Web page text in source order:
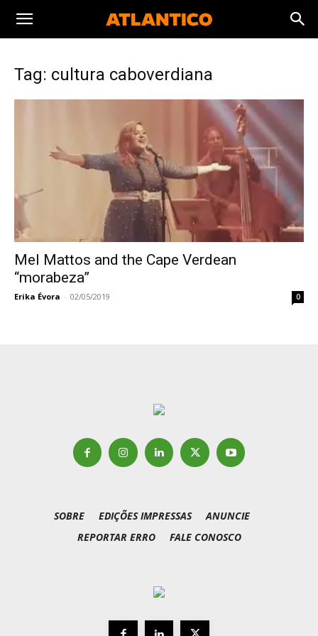
Tag: cultura caboverdiana
Mel Mattos and the Cape Verdean
“morabeza”
Erika Évora - 02/05/2019 0
SOBRE EDIÇÕES IMPRESSAS
ANUNCIE
REPORTAR ERRO
FALE CONOSCO